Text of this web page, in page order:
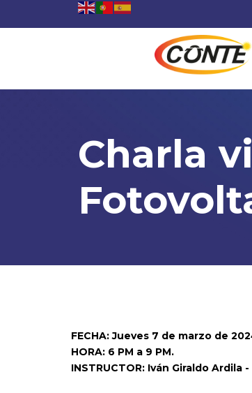
Charla
Webinario, Videoconferencia
FECHA: Jueves 7 de marzo de
HORA: 6 PM a 9 PM.
INSTRUCTOR: Iván Giraldo